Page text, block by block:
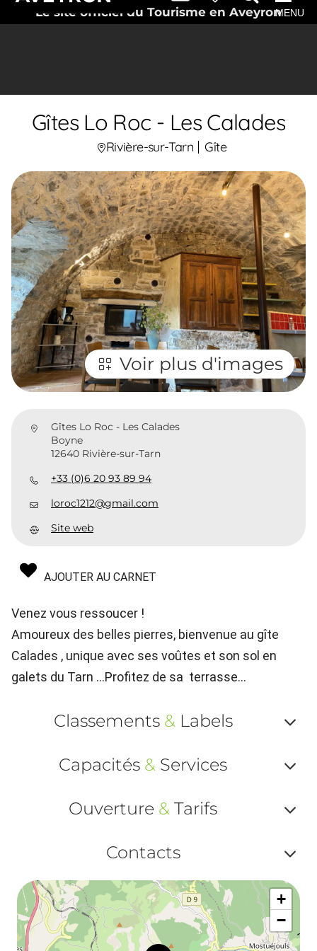
Le site officiel du Tourisme en AveyronMENU
Gîtes Lo Roc - Les Calades
Rivière-sur-Tarn Gîte
Voir plus d'images
Gîtes Lo Roc - Les Calades
Boyne
12640 Rivière-sur-Tarn
+33 (0)6 20 93 89 94
loroc1212@gmail.com
Site web
AJOUTER AU CARNET
Venez vous ressoucer !
Amoureux des belles pierres, bienvenue au gîte
Calades , unique avec ses voûtes et son sol en
galets du Tarn ...Profitez de sa terrasse...
Classements &Labels
ou
Capacités & Services
ou
Ouverture & Tarifs
ou
Contacts
ou
+
−